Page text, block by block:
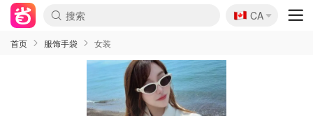
🇨🇦
CA
首页 服饰手袋 女装